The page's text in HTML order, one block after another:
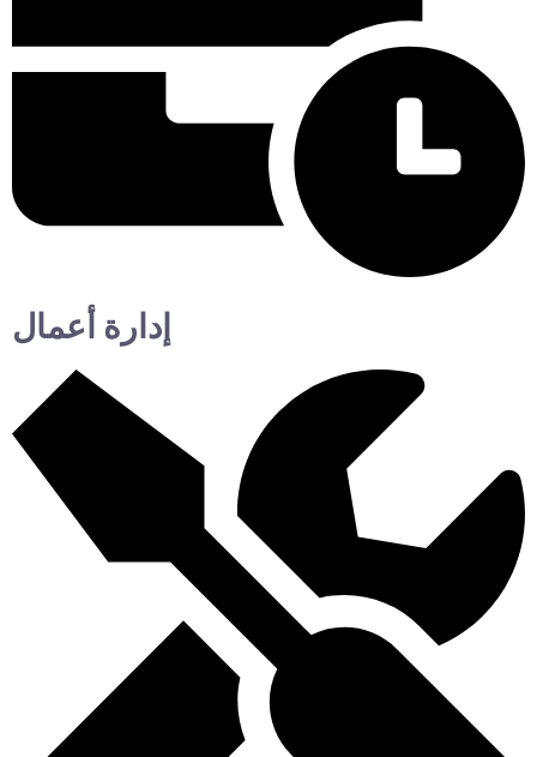
إدارة أعمال